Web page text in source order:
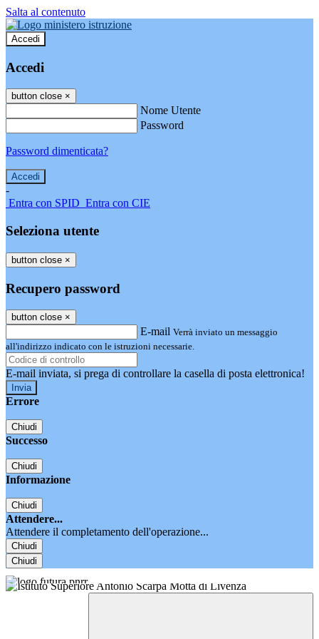
Salta al contenuto
Accedi
Accedi
button close ×
Nome Utente
Password
Password dimenticata?
-
Entra con SPID Entra con CIE
Seleziona utente
button close ×
Recupero password
button close ×
E-mail Verrà inviato un messaggio
all'indirizzo indicato con le istruzioni necessarie.
E-mail inviata, si prega di controllare la casella di posta elettronica!
Errore
Chiudi
Successo
Chiudi
Informazione
Chiudi
Attendere...
Attendere il completamento dell'operazione...
Chiudi
Chiudi